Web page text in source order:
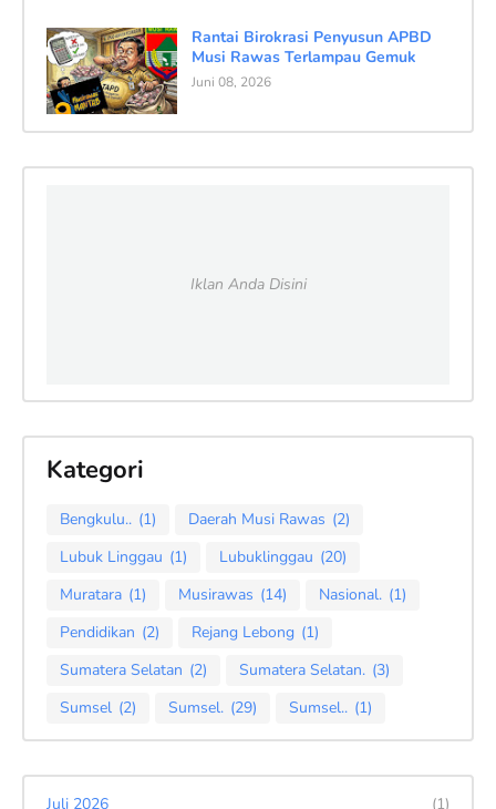
Rantai Birokrasi Penyusun APBD
Musi Rawas Terlampau Gemuk
Juni 08, 2026
Iklan Anda Disini
Kategori
Bengkulu.. (1) Daerah Musi Rawas (2)
Lubuk Linggau (1) Lubuklinggau (20)
Muratara (1) Musirawas (14) Nasional. (1)
Pendidikan (2) Rejang Lebong (1)
Sumatera Selatan (2) Sumatera Selatan. (3)
Sumsel (2) Sumsel. (29) Sumsel.. (1)
Juli 2026
(1)